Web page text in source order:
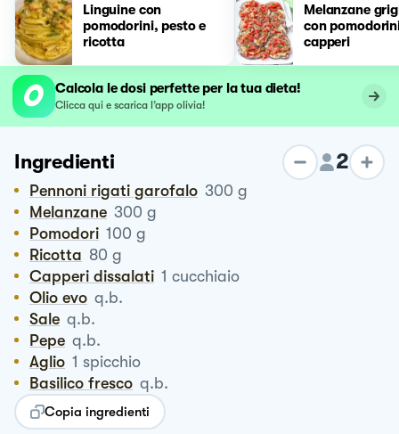
Linguine con
pomodorini, pesto e
ricotta
Melanzane
con
capperi
Calcola le dosi perfette per la tua dieta!
Clicca qui e scarica l’app olivia!
Ingredienti 2
Pennoni rigati garofalo 300 g
Melanzane 300 g
Pomodori 100 g
Ricotta 80 g
Capperi dissalati 1 cucchiaio
Olio evo q.b.
Sale q.b.
Pepe q.b.
Aglio 1 spicchio
Basilico fresco q.b.
Copia ingredienti